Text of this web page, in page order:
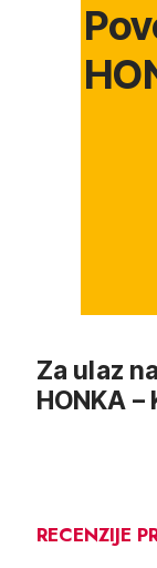
Za ulaz
HONKA –
RECENZIJE